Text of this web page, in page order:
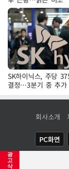
광
고
삭
SK하이닉스, 주당
결정…3분기 중 추가
표
회사소개
PC화면